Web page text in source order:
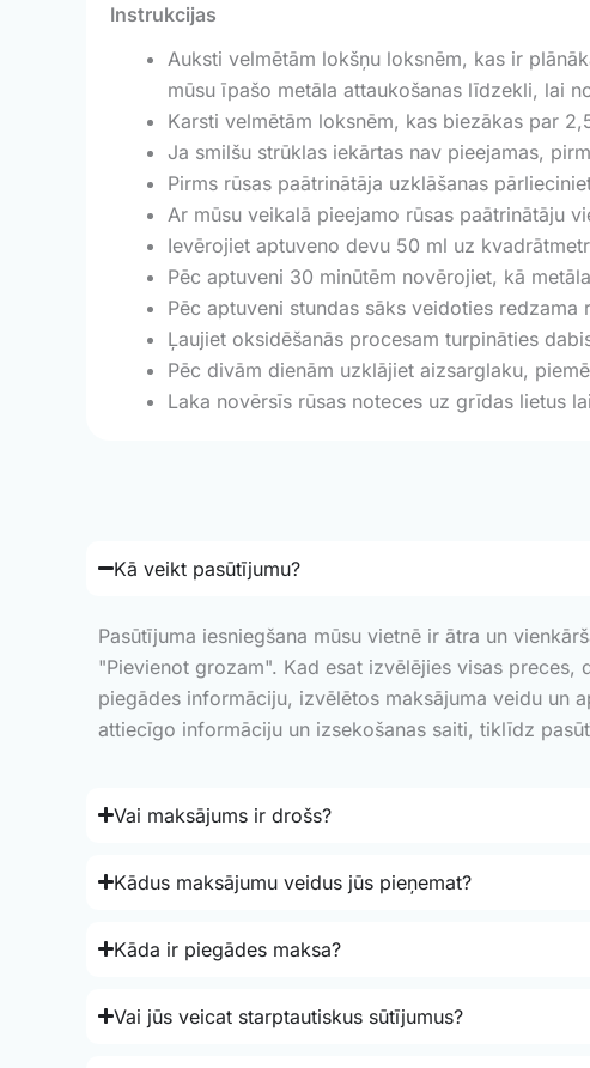
Instrukcijas
Auksti velmētām lokšņu loksnēm, kas ir
mūsu īpašo metāla attaukošanas līdzekli, lai
Karsti velmētām loksnēm, kas biezākas par
Ja smilšu strūklas iekārtas nav pieejamas,
Pirms rūsas paātrinātāja uzklāšanas
Ar mūsu veikalā pieejamo rūsas paātrinātāju
Ievērojiet aptuveno devu 50 ml uz
Pēc aptuveni 30 minūtēm novērojiet, kā
Pēc aptuveni stundas sāks veidoties redzama
Ļaujiet oksidēšanās procesam turpināties
Pēc divām dienām uzklājiet aizsarglaku,
Laka novērsīs rūsas noteces uz grīdas lietus
Kā veikt pasūtījumu?
Pasūtījuma iesniegšana mūsu vietnē ir ātra un
"Pievienot grozam". Kad esat izvēlējies visas
piegādes informāciju, izvēlētos maksājuma veidu un
attiecīgo informāciju un izsekošanas saiti, tiklīdz
Vai maksājums ir drošs?
Kādus maksājumu veidus jūs pieņemat?
Kāda ir piegādes maksa?
Vai jūs veicat starptautiskus sūtījumus?